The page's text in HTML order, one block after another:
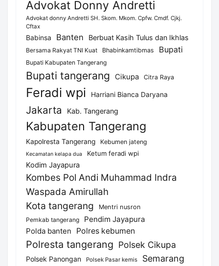
Advokat Donny Andretti
Advokat donny Andretti SH. Skom. Mkom. Cpfw. Cmdf. Cjkj.
Cftax
Babinsa Banten Berbuat Kasih Tulus dan Ikhlas
Bersama Rakyat TNI Kuat Bhabinkamtibmas Bupati
Bupati Kabupaten Tangerang
Bupati tangerang Cikupa Citra Raya
Feradi wpi Harriani Bianca Daryana
Jakarta Kab. Tangerang
Kabupaten Tangerang
Kapolresta Tangerang Kebumen jateng
Kecamatan kelapa dua Ketum feradi wpi
Kodim Jayapura
Kombes Pol Andi Muhammad Indra
Waspada Amirullah
Kota tangerang
Mentri nusron
Pemkab tangerang
Pendim Jayapura
Polda banten
Polres kebumen
Polresta tangerang Polsek Cikupa
Polsek Panongan Polsek Pasar kemis Semarang